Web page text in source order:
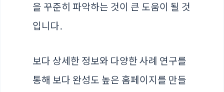
을 꾸준히 파악하는 것이 큰 도움이 될 것
입니다.
보다 상세한 정보와 다양한 사례 연구를
통해 보다 완성도 높은 홈페이지를 만들